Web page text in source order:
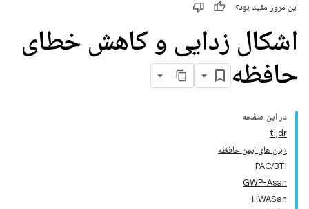
این مرور مفید بود؟
اشکال زدایی و کاهش خطای
حافظه
در این صفحه
tl;dr
زبان های ایمن حافظه
PAC/BTI
GWP-Asan
HWASan